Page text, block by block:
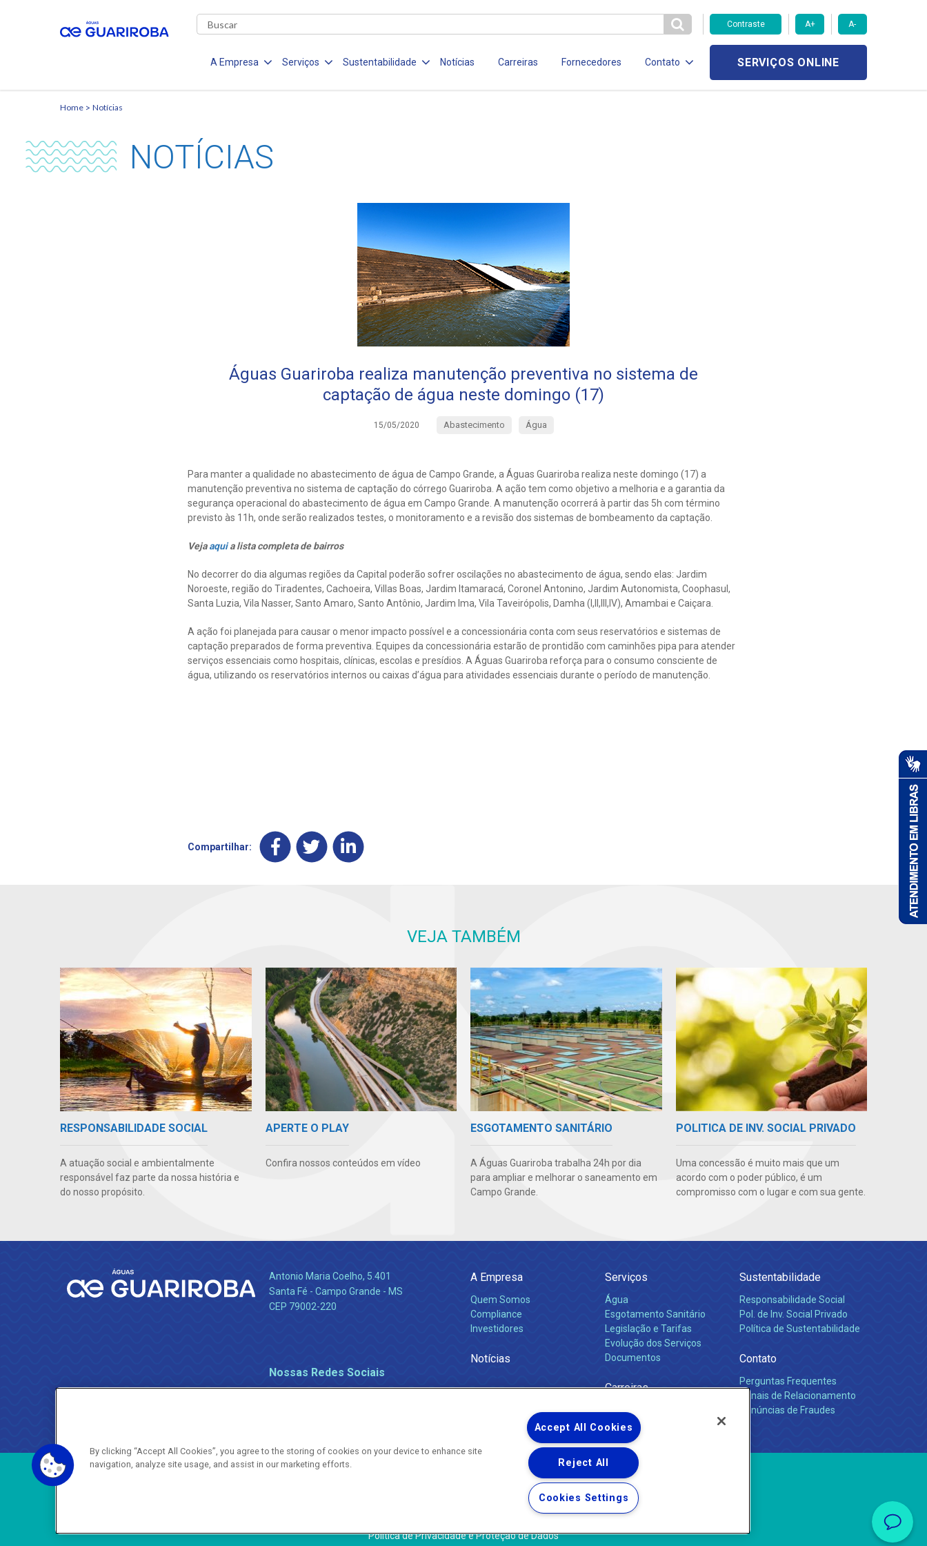
Contraste A+ A-
A Empresa Serviços Sustentabilidade Notícias Carreiras Fornecedores Contato SERVIÇOS ONLINE
Home Notícias
NOTÍCIAS
Águas Guariroba realiza manutenção preventiva no sistema de
captação de água neste domingo (17)
15/05/2020 Abastecimento Água
Para manter a qualidade no abastecimento de água de Campo Grande, a Águas Guariroba realiza neste domingo (17) a
manutenção preventiva no sistema de captação do córrego Guariroba. A ação tem como objetivo a melhoria e a garantia da
segurança operacional do abastecimento de água em Campo Grande. A manutenção ocorrerá à partir das 5h com término
previsto às 11h, onde serão realizados testes, o monitoramento e a revisão dos sistemas de bombeamento da captação.
Vejaaquia lista completa de bairros
No decorrer do dia algumas regiões da Capital poderão sofrer oscilações no abastecimento de água, sendo elas: Jardim
Noroeste, região do Tiradentes, Cachoeira, Villas Boas, Jardim Itamaracá, Coronel Antonino, Jardim Autonomista, Coophasul,
Santa Luzia, Vila Nasser, Santo Amaro, Santo Antônio, Jardim Ima, Vila Taveirópolis, Damha (I,II,III,IV), Amambai e Caiçara.
A ação foi planejada para causar o menor impacto possível e a concessionária conta com seus reservatórios e sistemas de
captação preparados de forma preventiva. Equipes da concessionária estarão de prontidão com caminhões pipa para atender
serviços essenciais como hospitais, clínicas, escolas e presídios. A Águas Guariroba reforça para o consumo consciente de
água, utilizando os reservatórios internos ou caixas d’água para atividades essenciais durante o período de manutenção.
Compartilhar:
VEJA TAMBÉM
RESPONSABILIDADE SOCIAL
A atuação social e ambientalmente
responsável faz parte da nossa história e
do nosso propósito.
APERTE O PLAY
Confira nossos conteúdos em vídeo
ESGOTAMENTO SANITÁRIO
A Águas Guariroba trabalha 24h por dia
para ampliar e melhorar o saneamento em
Campo Grande.
POLITICA DE INV. SOCIAL PRIVADO
Uma concessão é muito mais que um
acordo com o poder público, é um
compromisso com o lugar e com sua gente.
Antonio Maria Coelho, 5.401
Santa Fé - Campo Grande - MS
CEP 79002-220
Nossas Redes Sociais
A Empresa
Quem Somos
Compliance
Investidores
Notícias
Serviços
Água
Esgotamento Sanitário
Legislação e Tarifas
Evolução dos Serviços
Documentos
Carreiras
Sustentabilidade
Responsabilidade Social
Pol. de Inv. Social Privado
Política de Sustentabilidade
Contato
Perguntas Frequentes
Canais de Relacionamento
Denúncias de Fraudes
Copyright ® 2026 - Todos os Direitos Reservados.
Política de Privacidade e Proteção de Dados
By clicking “Accept All Cookies”, you agree to the storing of cookies on your device to enhance site
navigation, analyze site usage, and assist in our marketing efforts.
Accept All Cookies
Reject All
Cookies Settings